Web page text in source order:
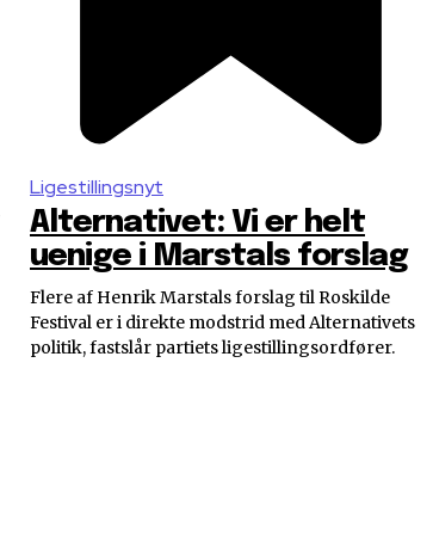
Ligestillingsnyt
Alternativet: Vi er helt
uenige i Marstals forslag
Flere af Henrik Marstals forslag til Roskilde
Festival er i direkte modstrid med Alternativets
politik, fastslår partiets ligestillingsordfører.